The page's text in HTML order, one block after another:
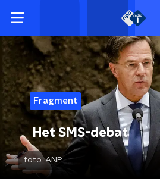
Fragment
Het SMS-debat
foto:ANP